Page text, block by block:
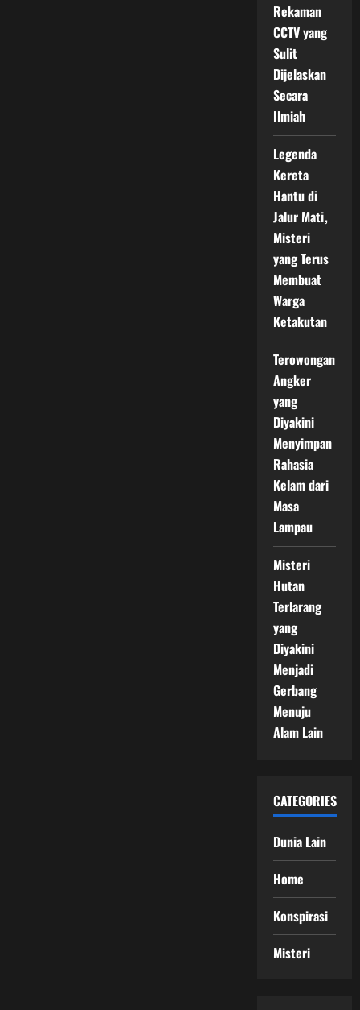
Rekaman
CCTV yang
Sulit
Dijelaskan
Secara
Ilmiah
Legenda
Kereta
Hantu di
Jalur Mati,
Misteri
yang Terus
Membuat
Warga
Ketakutan
Terowongan
Angker
yang
Diyakini
Menyimpan
Rahasia
Kelam dari
Masa
Lampau
Misteri
Hutan
Terlarang
yang
Diyakini
Menjadi
Gerbang
Menuju
Alam Lain
CATEGORIES
Dunia Lain
Home
Konspirasi
Misteri